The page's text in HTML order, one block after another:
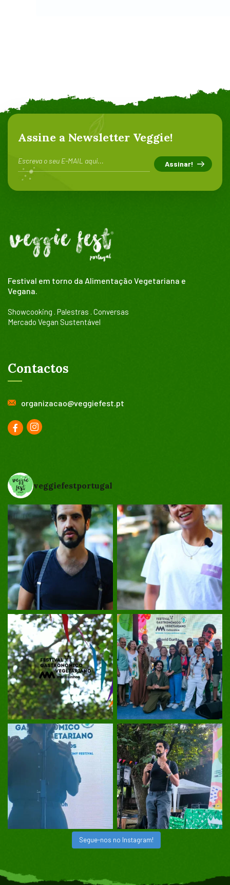
Assine a Newsletter Veggie!
Festival em torno da Alimentação Vegetariana e
Vegana.
Showcooking . Palestras . Conversas
Mercado Vegan Sustentável
Contactos
organizacao@veggiefest.pt
veggiefestportugal
Segue-nos no Instagram!